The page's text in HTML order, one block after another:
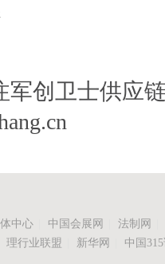
军创卫士供应
中心 中国会展网 法制网
理行业联盟
新华网 中国